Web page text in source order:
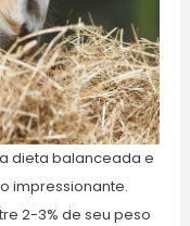
dieta balanceada e
impressionante.
2-3% de seu peso